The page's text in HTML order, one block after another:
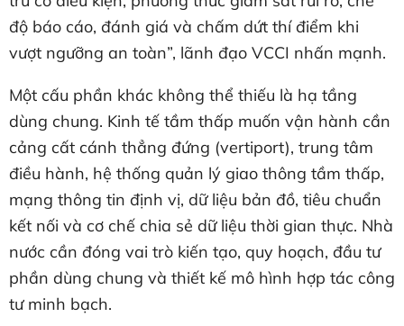
độ báo cáo, đánh giá và chấm dứt thí điểm khi
vượt ngưỡng an toàn”, lãnh đạo VCCI nhấn mạnh.
Một cấu phần khác không thể thiếu là hạ tầng
dùng chung. Kinh tế tầm thấp muốn vận hành cần
cảng cất cánh thẳng đứng (vertiport), trung tâm
điều hành, hệ thống quản lý giao thông tầm thấp,
mạng thông tin định vị, dữ liệu bản đồ, tiêu chuẩn
kết nối và cơ chế chia sẻ dữ liệu thời gian thực. Nhà
nước cần đóng vai trò kiến tạo, quy hoạch, đầu tư
phần dùng chung và thiết kế mô hình hợp tác công
tư minh bạch.